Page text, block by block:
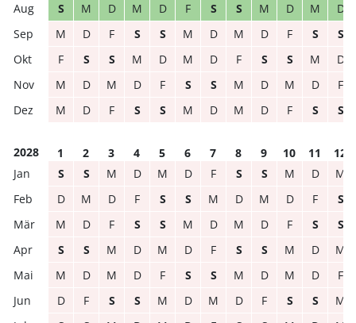
S
M D M D F S S M D M
D
M
D F S S M D M D F S
S
F
S S M D M D F S S M
D
M
D M D F S S M D M D
F
M
D F S S M D M D F S S
2028 1 2 3 4 5 6 7 8 9 10 11
12
S
S M D M D F S S M D
M
D
M D F S S M D M D F
S
M
D F S S M D M D F S
S
S
S M D M D F S S M D
M
M
D M D F S S M D M D
F
D
F S S M D M D F S S
M